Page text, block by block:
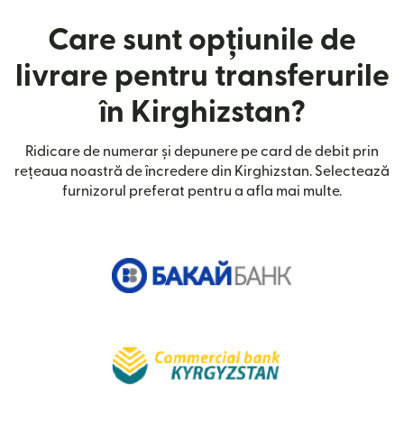
Care sunt opțiunile de
livrare pentru transferurile
în Kirghizstan?
Ridicare de numerar și depunere pe card de debit prin
rețeaua noastră de încredere din Kirghizstan. Selectează
furnizorul preferat pentru a afla mai multe.